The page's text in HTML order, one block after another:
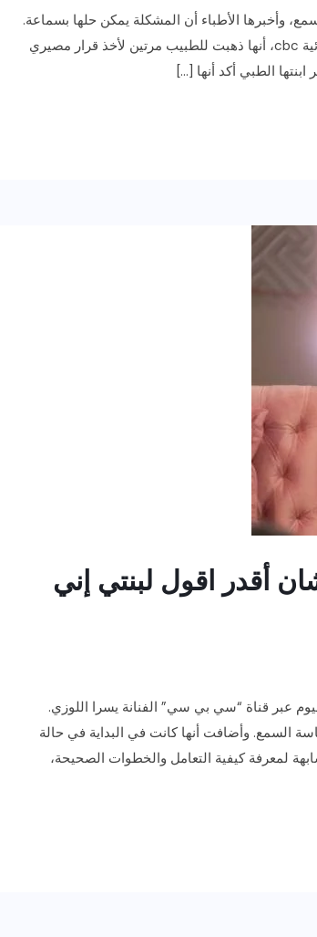
وأخبرها الأطباء أن المشكلة يمكن حلها بسماعة.
وأضافت يسرا لبرنامج معكم الذي تقدمه الإعلامية منى الشاذلي على فضائية cbc، أنها ذهبت للطبيب مرتين لأخذ قرار مصيري
الطبي أكد أنها […]
أقدر اقول لبنتي إني
عبر قناة “سي بي سي” الفنانة يسرا اللوزي.
السمع. وأضافت أنها كانت في البداية في حالة
لمعرفة كيفية التعامل والخطوات الصحيحة،